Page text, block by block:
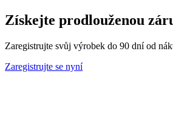
Získejte prodlouženou
Zaregistrujte svůj výrobek do 90 dní od
Zaregistrujte se nyní